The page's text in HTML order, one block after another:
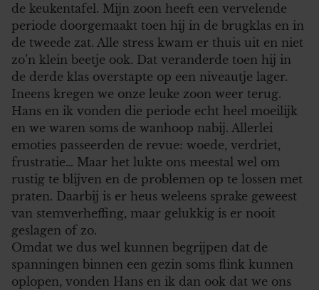
de keukentafel. Mijn zoon heeft een vervelende
periode doorgemaakt toen hij in de brugklas en in
de tweede zat. Alle stress kwam er thuis uit en niet
zo’n klein beetje ook. Dat veranderde toen hij in
de derde klas overstapte op een niveautje lager.
Ineens kregen we onze leuke zoon weer terug.
Hans en ik vonden die periode echt heel moeilijk
en we waren soms de wanhoop nabij. Allerlei
emoties passeerden de revue: woede, verdriet,
frustratie… Maar het lukte ons meestal wel om
rustig te blijven en de problemen op te lossen met
praten. Daarbij is er heus weleens sprake geweest
van stemverheffing, maar gelukkig is er nooit
geslagen of zo.
Omdat we dus wel kunnen begrijpen dat de
spanningen binnen een gezin soms flink kunnen
oplopen, vonden Hans en ik dan ook dat we ons